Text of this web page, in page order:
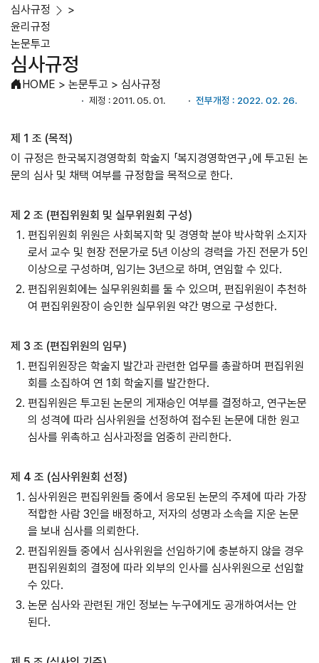
심사규정
>
윤리규정
논문투고
심사규정
HOME > 논문투고 > 심사규정
제정 : 2011. 05. 01. 전부개정 : 2022. 02. 26.
제 1 조 (목적)
이 규정은 한국복지경영학회 학술지 「복지경영학연구」에 투고된 논
문의 심사 및 채택 여부를 규정함을 목적으로 한다.
제 2 조 (편집위원회 및 실무위원회 구성)
편집위원회 위원은 사회복지학 및 경영학 분야 박사학위 소지자
로서 교수 및 현장 전문가로 5년 이상의 경력을 가진 전문가 5인
이상으로 구성하며, 임기는 3년으로 하며, 연임할 수 있다.
편집위원회에는 실무위원회를 둘 수 있으며, 편집위원이 추천하
여 편집위원장이 승인한 실무위원 약간 명으로 구성한다.
제 3 조 (편집위원의 임무)
편집위원장은 학술지 발간과 관련한 업무를 총괄하며 편집위원
회를 소집하여 연 1회 학술지를 발간한다.
편집위원은 투고된 논문의 게재승인 여부를 결정하고, 연구논문
의 성격에 따라 심사위원을 선정하여 접수된 논문에 대한 원고
심사를 위촉하고 심사과정을 엄중히 관리한다.
제 4 조 (심사위원회 선정)
심사위원은 편집위원들 중에서 응모된 논문의 주제에 따라 가장
적합한 사람 3인을 배정하고, 저자의 성명과 소속을 지운 논문
을 보내 심사를 의뢰한다.
편집위원들 중에서 심사위원을 선임하기에 충분하지 않을 경우
편집위원회의 결정에 따라 외부의 인사를 심사위원으로 선임할
수 있다.
논문 심사와 관련된 개인 정보는 누구에게도 공개하여서는 안
된다.